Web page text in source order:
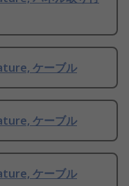
ケーブル
ケーブル
ケーブル